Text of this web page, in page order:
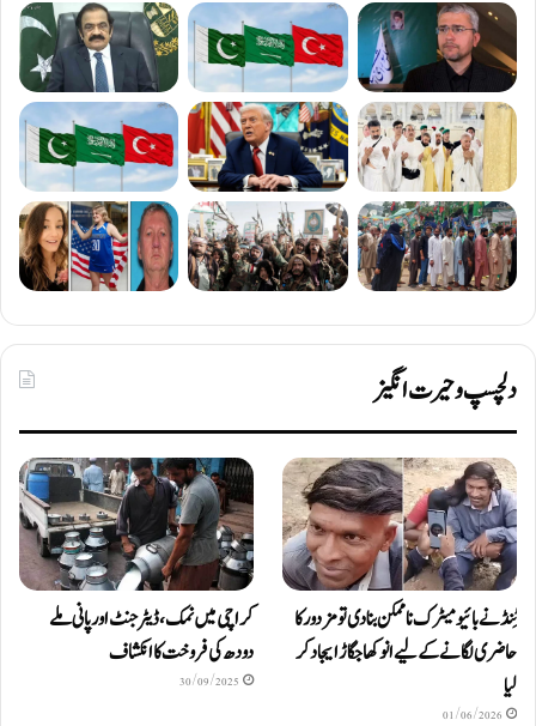
دلچسپ و حیرت انگیز
ٹِنڈ نے بائیومیٹرک ناممکن بنا دی تو مزدور کا
حاضری لگانے کے لیے انوکھا جگاڑ ایجاد کر
لیا
01/06/2026
کراچی میں نمک، ڈیٹرجنٹ اور پانی ملے
دودھ کی فروخت کا انکشاف
30/09/2025